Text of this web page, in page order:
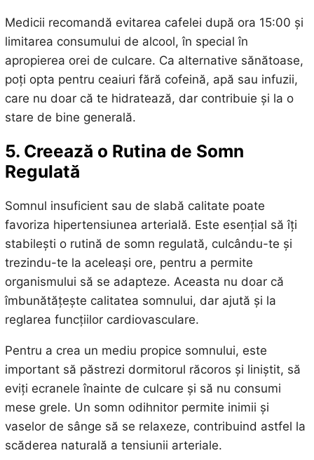
Medicii recomandă evitarea cafelei după ora 15:00 și
limitarea consumului de alcool, în special în
apropierea orei de culcare. Ca alternative sănătoase,
poți opta pentru ceaiuri fără cofeină, apă sau infuzii,
care nu doar că te hidratează, dar contribuie și la o
stare de bine generală.
5. Creează o Rutina de Somn
Regulată
Somnul insuficient sau de slabă calitate poate
favoriza hipertensiunea arterială. Este esențial să îți
stabilești o rutină de somn regulată, culcându-te și
trezindu-te la aceleași ore, pentru a permite
organismului să se adapteze. Aceasta nu doar că
îmbunătățește calitatea somnului, dar ajută și la
reglarea funcțiilor cardiovasculare.
Pentru a crea un mediu propice somnului, este
important să păstrezi dormitorul răcoros și liniștit, să
eviți ecranele înainte de culcare și să nu consumi
mese grele. Un somn odihnitor permite inimii și
vaselor de sânge să se relaxeze, contribuind astfel la
scăderea naturală a tensiunii arteriale.